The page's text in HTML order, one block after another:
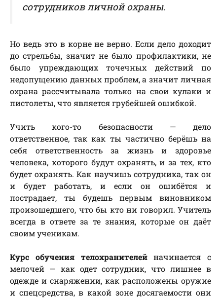
сотрудников личной охраны.
Но ведь это в корне не верно. Если дело доходит
до стрельбы, значит не было профилактики, не
было упреждающих точечных действий по
недопущению данных проблем, а значит личная
охрана рассчитывала только на свои кулаки и
пистолеты, что является грубейшей ошибкой.
Учить кого-то безопасности — дело
ответственное, так как ты частично берёшь на
себя ответственность за жизнь и здоровье
человека, которого будут охранять, и за тех, кто
будет охранять. Как научишь сотрудника, так он
и будет работать, и если он ошибётся и
пострадает, ты будешь первым виновником
произошедшего, что бы кто ни говорил. Учитель
всегда в ответе за те знания, которые он даёт
своим ученикам.
Курс обучения телохранителейначинается с
мелочей — как одет сотрудник, что лишнее в
одежде и снаряжении, как расположены оружие
и спецсредства, в какой зоне досягаемости они